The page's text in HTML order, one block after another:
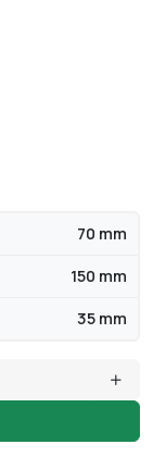
70 mm
150 mm
35 mm